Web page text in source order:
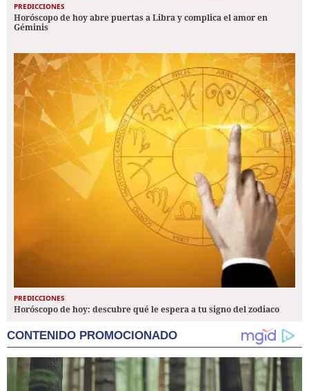
PREDICCIONES
Horóscopo de hoy abre puertas a Libra y complica el amor en
Géminis
PREDICCIONES
Horóscopo de hoy: descubre qué le espera a tu signo del zodiaco
CONTENIDO PROMOCIONADO